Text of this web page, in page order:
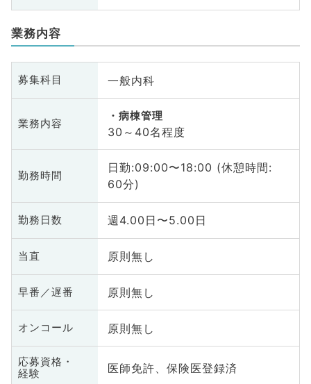
業務内容
募集科目 一般内科
業務内容
病棟管理
30～40名程度
勤務時間
日勤:09:00〜18:00 (休憩時間:
60分)
勤務日数 週4.00日〜5.00日
当直 原則無し
早番／遅番 原則無し
オンコール 原則無し
応募資格・
経験
医師免許、保険医登録済